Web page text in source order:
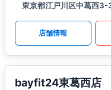
東京都江戸川区中葛西
店舗情報
bayfit24東葛西店